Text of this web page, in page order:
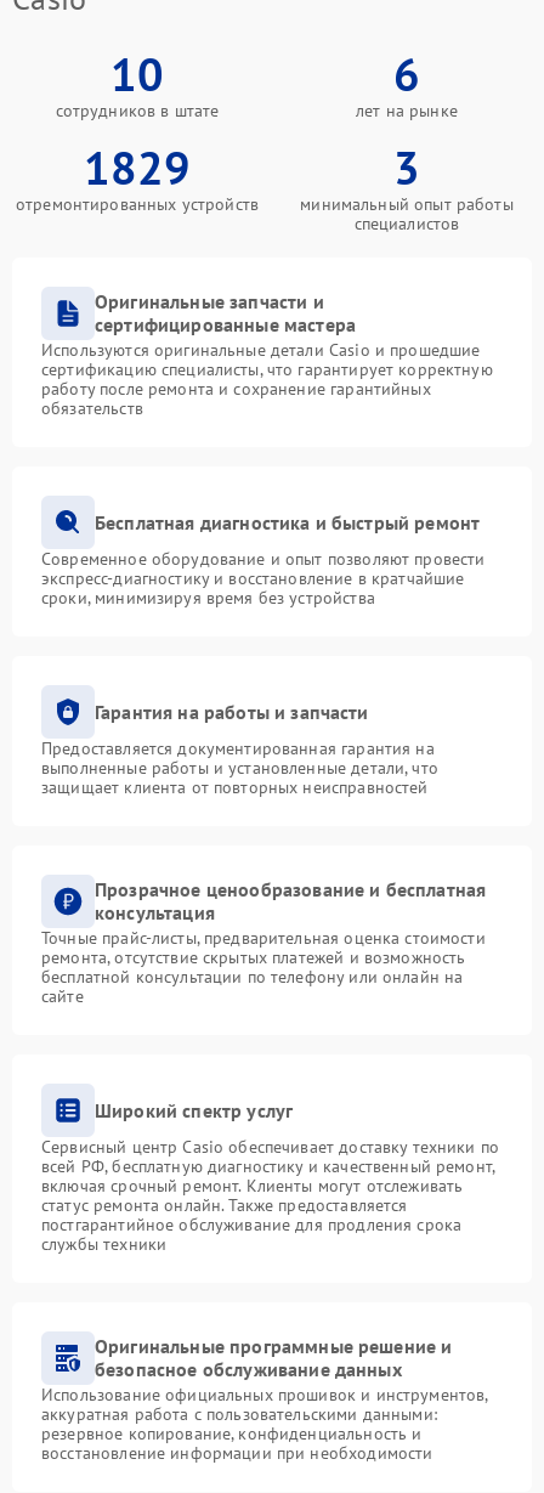
10
сотрудников в штате
6
лет на рынке
1829
отремонтированных устройств
3
минимальный опыт работы
специалистов
Оригинальные запчасти и
сертифицированные мастера
Используются оригинальные детали Casio и прошедшие
сертификацию специалисты, что гарантирует корректную
работу после ремонта и сохранение гарантийных
обязательств
Бесплатная диагностика и быстрый ремонт
Современное оборудование и опыт позволяют провести
экспресс-диагностику и восстановление в кратчайшие
сроки, минимизируя время без устройства
Гарантия на работы и запчасти
Предоставляется документированная гарантия на
выполненные работы и установленные детали, что
защищает клиента от повторных неисправностей
Прозрачное ценообразование и бесплатная
консультация
Точные прайс-листы, предварительная оценка стоимости
ремонта, отсутствие скрытых платежей и возможность
бесплатной консультации по телефону или онлайн на
сайте
Широкий спектр услуг
Сервисный центр Casio обеспечивает доставку техники по
всей РФ, бесплатную диагностику и качественный ремонт,
включая срочный ремонт. Клиенты могут отслеживать
статус ремонта онлайн. Также предоставляется
постгарантийное обслуживание для продления срока
службы техники
Оригинальные программные решение и
безопасное обслуживание данных
Использование официальных прошивок и инструментов,
аккуратная работа с пользовательскими данными:
резервное копирование, конфиденциальность и
восстановление информации при необходимости